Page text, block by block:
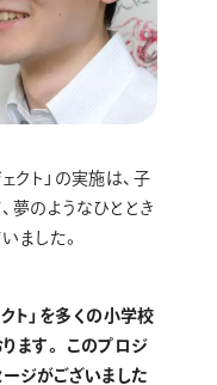
クト」の実施は、子
夢のようなひととき
ました。
ト」を多くの小学校
ます。 このプロジ
ージがございました